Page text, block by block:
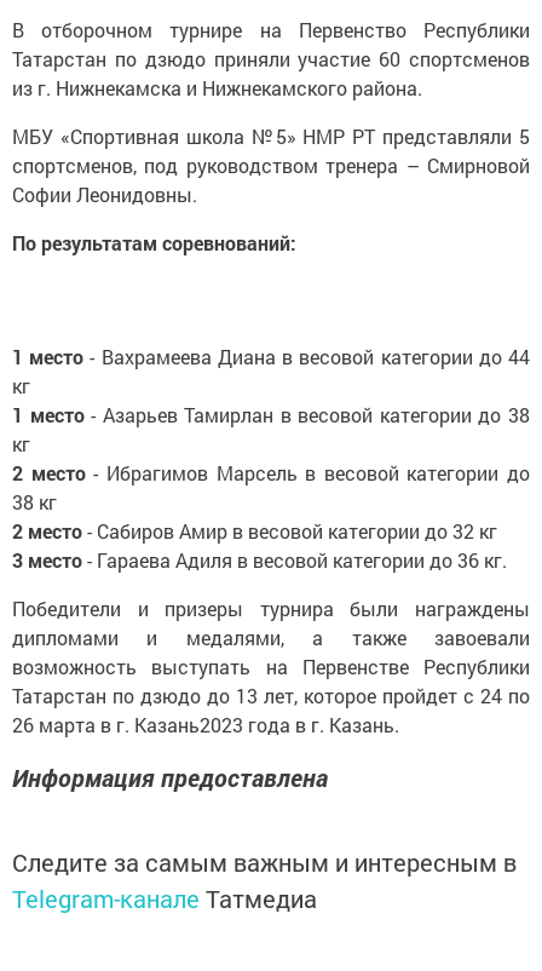
В отборочном турнире на Первенство Республики
Татарстан по дзюдо приняли участие 60 спортсменов
из г. Нижнекамска и Нижнекамского района.
МБУ «Спортивная школа №5» НМР РТ представляли 5
спортсменов, под руководством тренера – Смирновой
Софии Леонидовны.
По результатам соревнований:
1 место - Вахрамеева Диана в весовой категории до 44
кг
1 место- Азарьев Тамирлан в весовой категории до 38
кг
2 место- Ибрагимов Марсель в весовой категории до
38 кг
2 место- Сабиров Амир в весовой категории до 32 кг
3 место- Гараева Адиля в весовой категории до 36 кг.
Победители и призеры турнира были награждены
дипломами и медалями, а также завоевали
возможность выступать на Первенстве Республики
Татарстан по дзюдо до 13 лет, которое пройдет с 24 по
26 марта в г. Казань2023 года в г. Казань.
Информация предоставлена
Следите за самым важным и интересным в
Telegram-канале Татмедиа